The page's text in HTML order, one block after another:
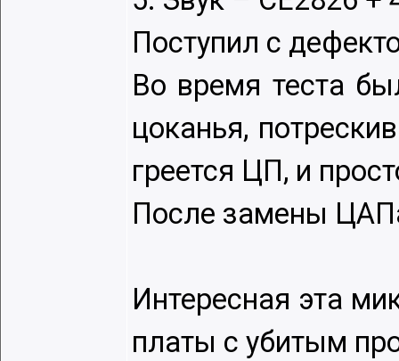
Поступил с
Во время теста
цоканья,
греется ЦП, и
После замены
Интересная эта
платы с убитым